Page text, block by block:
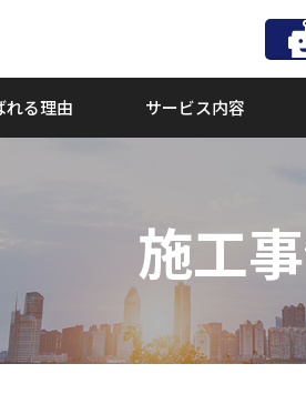
れる理由 サービス内容
施工